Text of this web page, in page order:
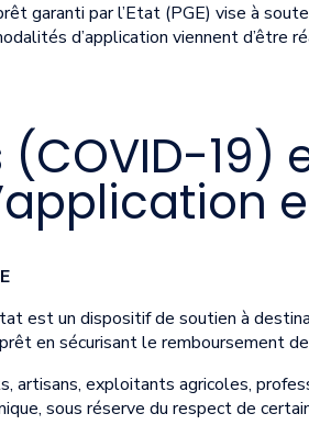
garanti par l’Etat (PGE) vise à
d’application viennent d’être
19)
est un dispositif de soutien à
en sécurisant le remboursement
artisans, exploitants agricoles,
sous réserve du respect de